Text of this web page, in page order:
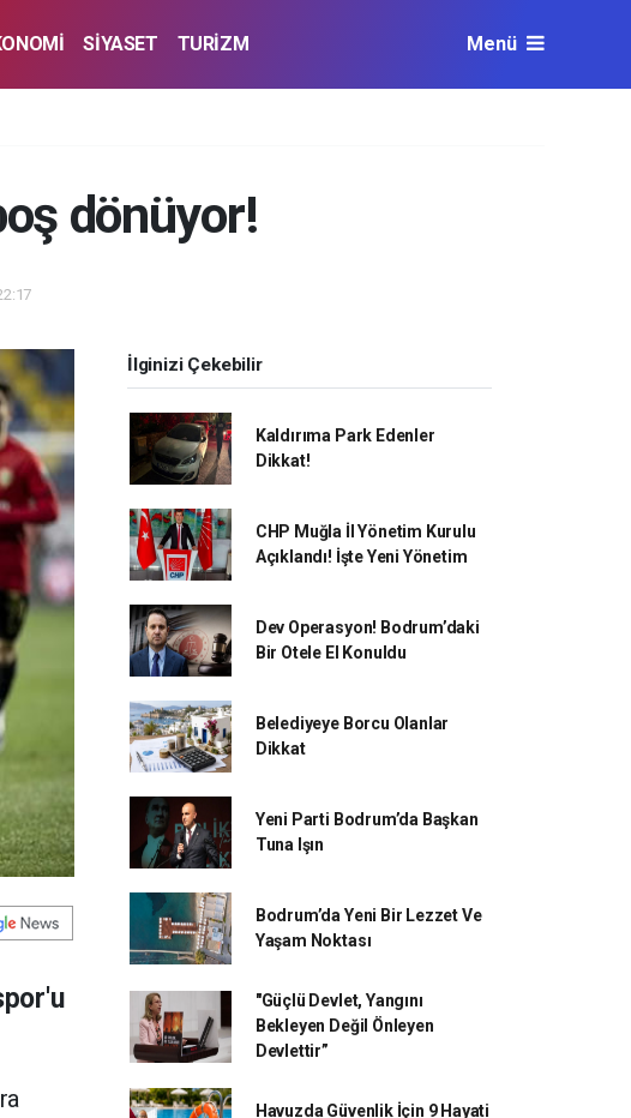
SİYASET TURİZM Menü
dönüyor!
İlginizi Çekebilir
Kaldırıma Park Edenler
Dikkat!
CHP Muğla İl Yönetim Kurulu
Açıklandı! İşte Yeni Yönetim
Dev Operasyon! Bodrum’daki
Bir Otele El Konuldu
Belediyeye Borcu Olanlar
Dikkat
Yeni Parti Bodrum’da Başkan
Tuna Işın
Bodrum’da Yeni Bir Lezzet Ve
Yaşam Noktası
"Güçlü Devlet, Yangını
Bekleyen Değil Önleyen
Devlettir”
Havuzda Güvenlik İçin 9 Hayati